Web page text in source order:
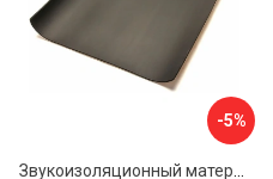
-5%